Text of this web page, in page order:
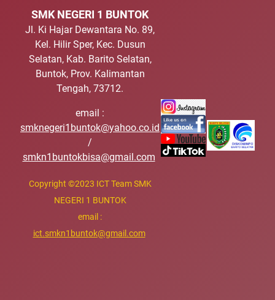
SMK NEGERI 1 BUNTOK
Jl. Ki Hajar Dewantara No. 89,
Kel. Hilir Sper, Kec. Dusun
Selatan, Kab. Barito Selatan,
Buntok, Prov. Kalimantan
Tengah, 73712.
email :
smknegeri1buntok@yahoo.co.id
/
smkn1buntokbisa@gmail.com
Copyright ©2023 ICT Team SMK
NEGERI 1 BUNTOK
email :
ict.smkn1buntok@gmail.com